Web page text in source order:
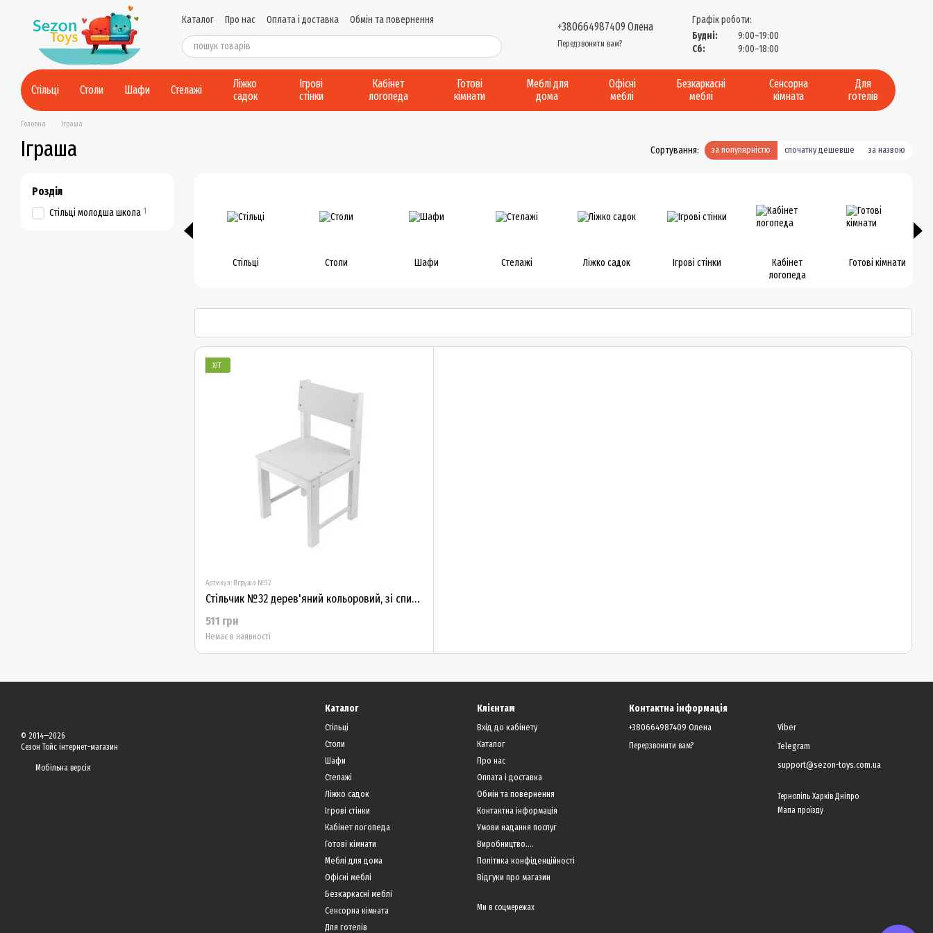
Перейти до основного контенту
Каталог Про нас Оплата і доставка
Обмін та повернення
Контактна інформація
Умови надання послуг
Виробництво....
Політика конфіденційності
+380664987409 Олена
Передзвонити вам?
Графік роботи:
Будні:
9:00–19:00
Сб:
9:00–18:00
Стільці Столи Шафи Стелажі
Ліжко
садок
Ігрові
стінки
Кабінет
логопеда
Готові
кімнати
Меблі для
дома
Офісні
меблі
Безкаркасні
меблі
Сенсорна
кімната
Для
готелів
Головна Іграша
Іграша Сортування: за популярністю спочатку дешевше за назвою
Стільці Столи Шафи Стелажі Ліжко садок Ігрові стінки
Кабінет
логопеда
Готові кімнати
ХІТ
Артикул: Игруша №32
Стільчик №32 дерев'яний кольоровий, зі спинкою, сосна, МДФ
511 грн
Немає в наявності
Розділ
Стільці молодша школа 1
© 2014—2026
Сезон Тойс інтернет-магазин
Мобільна версія
Каталог
Стільці
Столи
Шафи
Стелажі
Ліжко садок
Ігрові стінки
Кабінет логопеда
Готові кімнати
Меблі для дома
Офісні меблі
Безкаркасні меблі
Сенсорна кімната
Для готелів
Клієнтам
Вхід до кабінету
Каталог
Про нас
Оплата і доставка
Обмін та повернення
Контактна інформація
Умови надання послуг
Виробництво....
Політика конфіденційності
Відгуки про магазин
Ми в соцмережах
Контактна інформація
+380664987409 Олена
Передзвонити вам?
Viber
Telegram
support@sezon-toys.com.ua
Тернопіль Харків Дніпро
Мапа проїзду